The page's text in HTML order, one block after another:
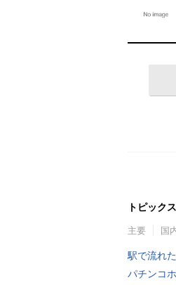
トピックス
主要 国
駅で流れ
パチンコ